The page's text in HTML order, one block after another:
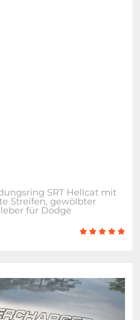
SRT Hellcat mit
Streifen, gewölbter
für Dodge